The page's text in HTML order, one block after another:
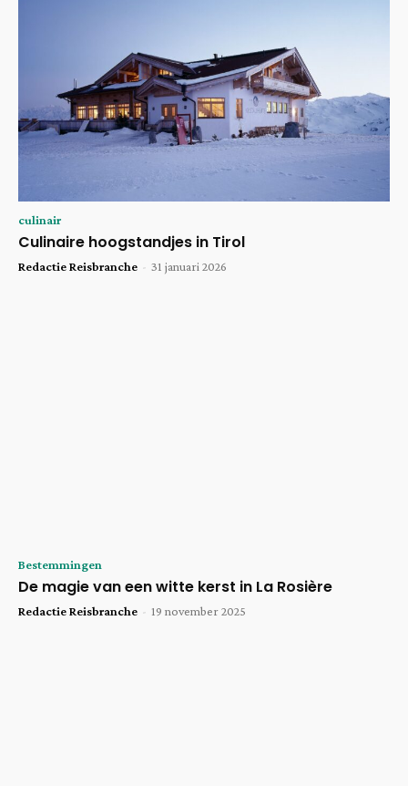
culinair
Culinaire hoogstandjes in Tirol
Redactie Reisbranche - 31 januari 2026
Bestemmingen
De magie van een witte kerst in La Rosière
Redactie Reisbranche - 19 november 2025